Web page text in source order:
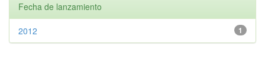
Fecha de lanzamiento
1
2012